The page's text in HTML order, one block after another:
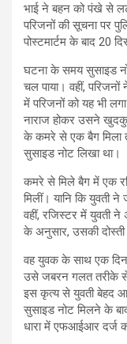
भाई ने बहन को पंखे से
परिजनों की सूचना पर
पोस्टमार्टम के बाद 20
घटना के समय सुसाइड
चल पाया। वहीं,
में परिजनों को यह भी
नाराज होकर उसने
के कमरे से एक बैग मिला
सुसाइड नोट लिखा था।
कमरे से मिले बैग में एक
मिलीं। यानि कि युवती
वहीं, रजिस्टर में युवती
के अनुसार, उसकी
वह युवक के साथ एक दिन
उसे जबरन गलत तरीके से
इस कृत्य से युवती बेहद
सुसाइड नोट मिलने के
धारा में एफआईआर दर्ज